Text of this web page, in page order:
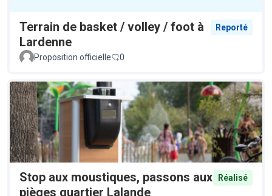
Terrain de basket / volley / foot à
Lardenne
Reporté
Proposition officielle 0
Stop aux moustiques, passons aux
pièges quartier Lalande
Réalisé